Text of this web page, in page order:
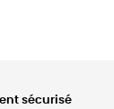
sécurisé